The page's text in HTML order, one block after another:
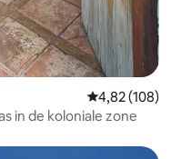
Gemiddelde
4,82 (108)
in de koloniale zone